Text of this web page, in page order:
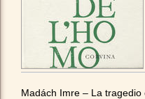
Madách Imre – La